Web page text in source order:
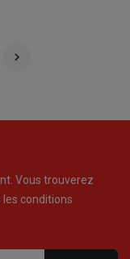

Vous trouverez
conditions